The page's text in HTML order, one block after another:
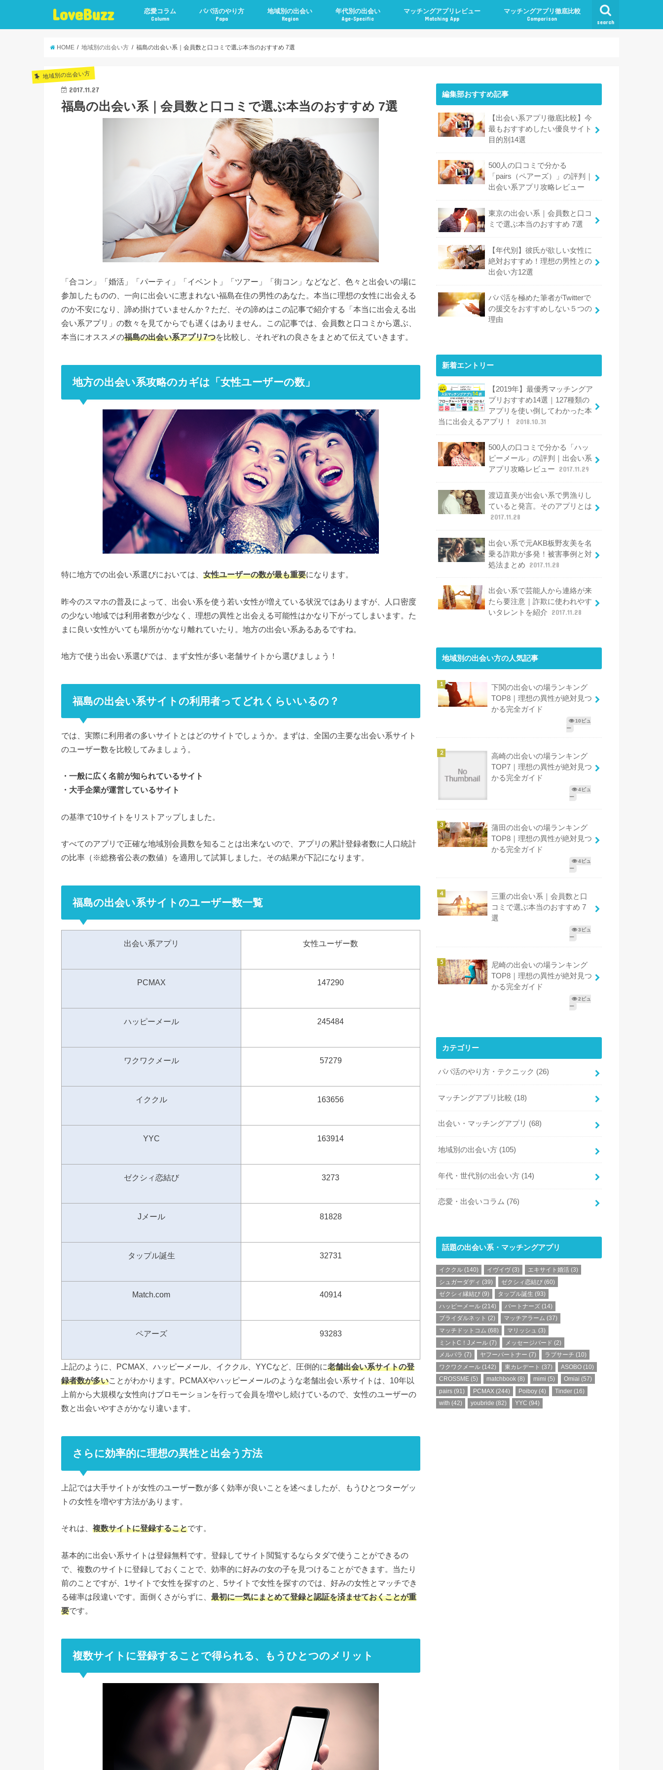
LoveBuzz search
恋愛コラム
Column
パパ活のやり方
Papa
地域別の出会い
Region
年代別の出会い
Age-Specific
マッチングアプリレビュー
Matching App
マッチングアプリ徹底比較
Comparison
HOME 地域別の出会い方 福島の出会い系｜会員数と口コミで選ぶ本当のおすすめ 7選
地域別の出会い方
2017.11.27
福島の出会い系｜会員数と口コミで選ぶ本当のおすすめ 7選
「合コン」「婚活」「パーティ」「イベント」「ツアー」「街コン」などなど、色々と出会いの場に
参加したものの、一向に出会いに恵まれない福島在住の男性のあなた。本当に理想の女性に出会える
のか不安になり、諦め掛けていませんか？ただ、その諦めはこの記事で紹介する「本当に出会える出
会い系アプリ」の数々を見てからでも遅くはありません。この記事では、会員数と口コミから選ぶ、
本当にオススメの福島の出会い系アプリ7つを比較し、それぞれの良さをまとめて伝えていきます。
地方の出会い系攻略のカギは「女性ユーザーの数」
特に地方での出会い系選びにおいては、 女性ユーザーの数が最も重要になります。
昨今のスマホの普及によって、出会い系を使う若い女性が増えている状況ではありますが、人口密度
の少ない地域では利用者数が少なく、理想の異性と出会える可能性はかなり下がってしまいます。た
まに良い女性がいても場所がかなり離れていたり。地方の出会い系あるあるですね。
地方で使う出会い系選びでは、まず女性が多い老舗サイトから選びましょう！
福島の出会い系サイトの利用者ってどれくらいいるの？
では、実際に利用者の多いサイトとはどのサイトでしょうか。まずは、全国の主要な出会い系サイト
のユーザー数を比較してみましょう。
・一般に広く名前が知られているサイト
・大手企業が運営しているサイト
の基準で10サイトをリストアップしました。
すべてのアプリで正確な地域別会員数を知ることは出来ないので、アプリの累計登録者数に人口統計
の比率（※総務省公表の数値）を適用して試算しました。その結果が下記になります。
福島の出会い系サイトのユーザー数一覧
出会い系アプリ 女性ユーザー数
PCMAX 147290
ハッピーメール 245484
ワクワクメール 57279
イククル 163656
YYC 163914
ゼクシィ恋結び 3273
Jメール 81828
タップル誕生 32731
Match.com 40914
ペアーズ 93283
上記のように、PCMAX、ハッピーメール、イククル、YYCなど、圧倒的に老舗出会い系サイトの登
録者数が多いことがわかります。PCMAXやハッピーメールのような老舗出会い系サイトは、10年以
上前から大規模な女性向けプロモーションを行って会員を増やし続けているので、女性のユーザーの
数と出会いやすさがかなり違います。
さらに効率的に理想の異性と出会う方法
上記では大手サイトが女性のユーザー数が多く効率が良いことを述べましたが、もうひとつターゲッ
トの女性を増やす方法があります。
それは、 複数サイトに登録することです。
基本的に出会い系サイトは登録無料です。登録してサイト閲覧するならタダで使うことができるの
で、複数のサイトに登録しておくことで、効率的に好みの女の子を見つけることができます。当たり
前のことですが、1サイトで女性を探すのと、5サイトで女性を探すのでは、好みの女性とマッチでき
る確率は段違いです。面倒くさがらずに、 最初に一気にまとめて登録と認証を済ませておくことが重
要です。
複数サイトに登録することで得られる、もうひとつのメリット
編集部おすすめ記事
【出会い系アプリ徹底比較】今
最もおすすめしたい優良サイト
目的別14選
500人の口コミで分かる
「pairs（ペアーズ）」の評判｜
出会い系アプリ攻略レビュー
東京の出会い系｜会員数と口コ
ミで選ぶ本当のおすすめ 7選
【年代別】彼氏が欲しい女性に
絶対おすすめ！理想の男性との
出会い方12選
パパ活を極めた筆者がTwitterで
の援交をおすすめしない５つの
理由
新着エントリー
【2019年】最優秀マッチングア
プリおすすめ14選｜127種類の
アプリを使い倒してわかった本
当に出会えるアプリ！
2018.10.31
500人の口コミで分かる「ハッ
ピーメール」の評判｜出会い系
アプリ攻略レビュー
2017.11.29
渡辺直美が出会い系で男漁りし
ていると発言。そのアプリとは
2017.11.28
出会い系で元AKB板野友美を名
乗る詐欺が多発！被害事例と対
処法まとめ
2017.11.28
出会い系で芸能人から連絡が来
たら要注意｜詐欺に使われやす
いタレントを紹介
2017.11.28
地域別の出会い方の人気記事
下関の出会いの場ランキング
TOP8｜理想の異性が絶対見つ
かる完全ガイド
10ビュ
ー
高崎の出会いの場ランキング
TOP7｜理想の異性が絶対見つ
かる完全ガイド
4ビュ
ー
蒲田の出会いの場ランキング
TOP8｜理想の異性が絶対見つ
かる完全ガイド
4ビュ
ー
三重の出会い系｜会員数と口
コミで選ぶ本当のおすすめ 7
選
3ビュ
ー
尼崎の出会いの場ランキング
TOP8｜理想の異性が絶対見つ
かる完全ガイド
2ビュ
ー
カテゴリー
パパ活のやり方・テクニック (26)
マッチングアプリ比較 (18)
出会い・マッチングアプリ (68)
地域別の出会い方 (105)
年代・世代別の出会い方 (14)
恋愛・出会いコラム (76)
話題の出会い系・マッチングアプリ
イククル (140) イヴイヴ(3) エキサイト婚活 (3)
シュガーダディ (39) ゼクシィ恋結び (60)
ゼクシィ縁結び (9) タップル誕生 (93)
ハッピーメール (214) パートナーズ (14)
ブライダルネット (2) マッチアラーム (37)
マッチドットコム (68) マリッシュ (3)
ミントC！Jメール (7) メッセージバード (2)
メルパラ (7) ヤフーパートナー (7) ラブサーチ (10)
ワクワクメール (142) 東カレデート (37) ASOBO (10)
CROSSME (5) matchbook (8) mimi (5) Omiai (57)
pairs (91) PCMAX (244) Poiboy (4) Tinder(16)
with (42) youbride (82) YYC (94)